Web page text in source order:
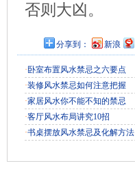
否则大凶。
分享到： 新浪
·卧室布置风水禁忌之六要点
·装修风水禁忌如何注意把握
·家居风水你不能不知的禁忌
·客厅风水布局讲究10招
·书桌摆放风水禁忌及化解方法